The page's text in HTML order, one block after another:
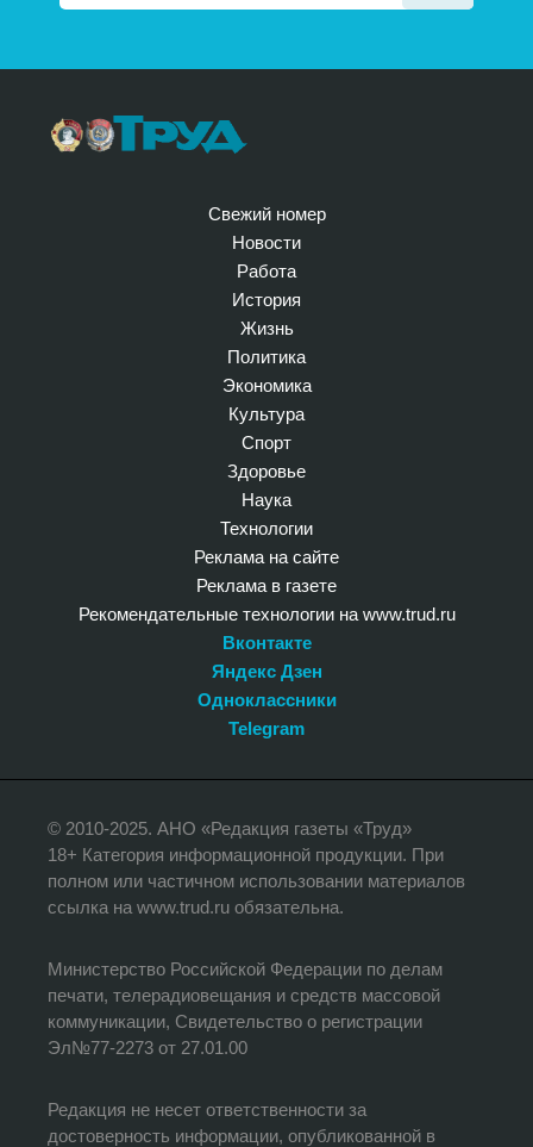
Свежий номер
Новости
Работа
История
Жизнь
Политика
Экономика
Культура
Спорт
Здоровье
Наука
Технологии
Реклама на сайте
Реклама в газете
Рекомендательные технологии на www.trud.ru
Вконтакте
Яндекс Дзен
Одноклассники
Telegram
© 2010-2025. АНО «Редакция газеты «Труд»
18+ Категория информационной продукции. При
полном или частичном использовании материалов
ссылка на www.trud.ru обязательна.
Министерство Российской Федерации по делам
печати, телерадиовещания и средств массовой
коммуникации, Свидетельство о регистрации
Эл№77-2273 от 27.01.00
Редакция не несет ответственности за
достоверность информации, опубликованной в